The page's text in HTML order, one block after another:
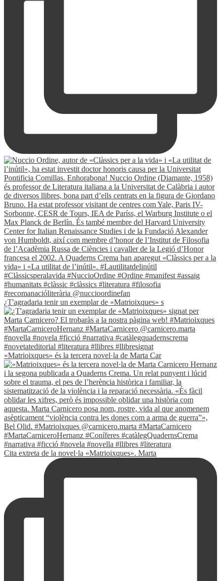
¿T'agradaria tenir un exemplar de «Matrioixques» s
«Matrioixques» és la tercera novel·la de Marta Car
Cita extreta de la novel·la «Matrioixques». Marta